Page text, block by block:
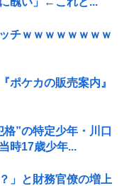
チｗｗｗｗｗｗｗｗ
ポケカの販売案内』
”の特定少年・川口
時17歳少年...
」と財務官僚の増上